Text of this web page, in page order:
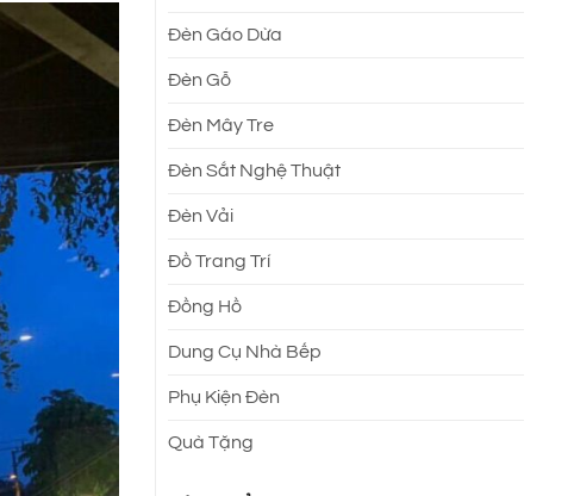
Đèn Gáo Dừa
Đèn Gỗ
Đèn Mây Tre
Đèn Sắt Nghệ Thuật
Đèn Vải
Đồ Trang Trí
Đồng Hồ
Dung Cụ Nhà Bếp
Phụ Kiện Đèn
Quà Tặng